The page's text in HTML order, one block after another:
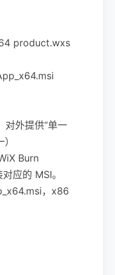
product.wxs
对外提供“单一
Burn
应的 MSI。
，x86